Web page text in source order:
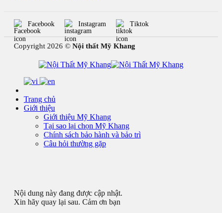
Facebook Instagram Tiktok
Copyright 2026 © Nội thất Mỹ Khang
Trang chủ
Giới thiệu
Giới thiệu Mỹ Khang
Tại sao lại chọn Mỹ Khang
Chính sách bảo hành và bảo trì
Câu hỏi thường gặp
Nội dung này đang được cập nhật.
Xin hãy quay lại sau. Cảm ơn bạn